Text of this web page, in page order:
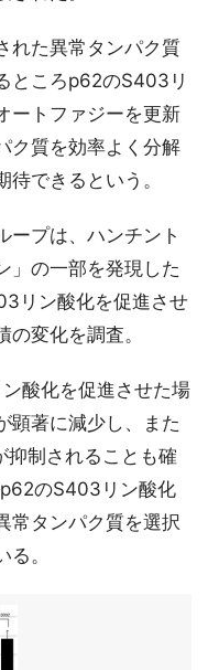
れた異常タンパク質
ところp62のS403リ
ートファジーを更新
ク質を効率よく分解
できるという。
ープは、ハンチント
」の一部を発現した
リン酸化を促進させ
変化を調査。
酸化を促進させた場
顕著に減少し、また
制されることも確
のS403リン酸化
常タンパク質を選択
。